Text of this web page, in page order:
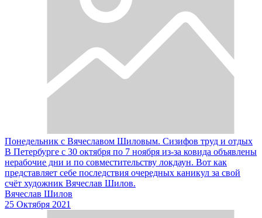
Понедельник с Вячеславом Шиловым. Сизифов труд и отдых
В Петербурге с 30 октября по 7 ноября из-за ковида объявлены
нерабочие дни и по совместительству локдаун. Вот как
представляет себе последствия очередных каникул за свой
счёт художник Вячеслав Шилов.
Вячеслав Шилов
25 Октября 2021